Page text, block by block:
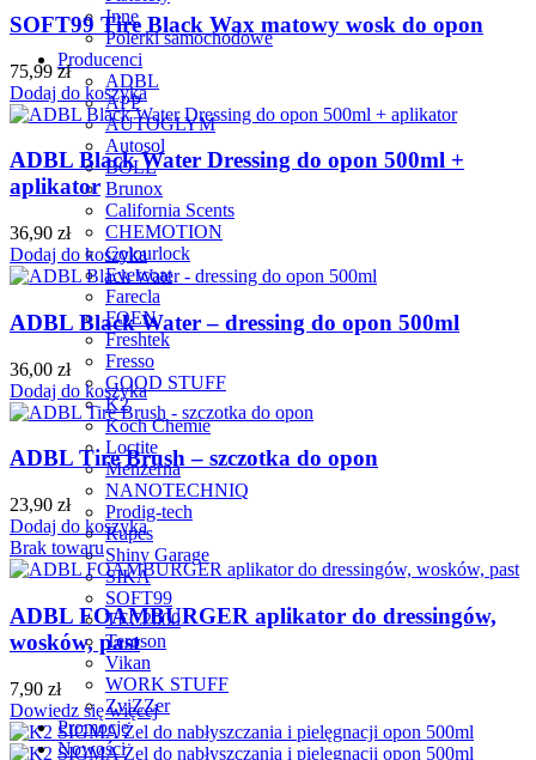
Inne
Polerki samochodowe
Producenci
ADBL
APP
AUTOGLYM
Autosol
BOLL
Brunox
California Scents
CHEMOTION
Colourlock
Evercoat
Farecla
FOEN
Freshtek
Fresso
GOOD STUFF
K2
Koch Chemie
Loctite
Menzerna
NANOTECHNIQ
Prodig-tech
Rupes
Shiny Garage
SIKA
SOFT99
TEC2000
Teroson
Vikan
WORK STUFF
ZviZZer
Promocje
Nowości
SOFT99 Tire Black Wax matowy wosk do opon
75,99 zł
Dodaj do koszyka
ADBL Black Water Dressing do opon 500ml +
aplikator
36,90 zł
Dodaj do koszyka
ADBL Black Water – dressing do opon 500ml
36,00 zł
Dodaj do koszyka
ADBL Tire Brush – szczotka do opon
23,90 zł
Dodaj do koszyka
Brak towaru
ADBL FOAMBURGER aplikator do dressingów,
wosków, past
7,90 zł
Dowiedz się więcej